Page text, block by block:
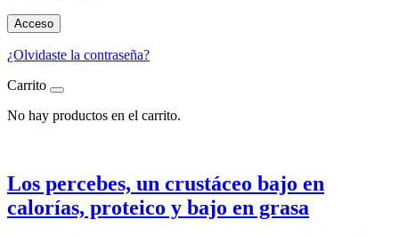
Acceso
¿Olvidaste la contraseña?
Carrito
No hay productos en el carrito.
Los percebes, un crustáceo bajo en
calorías, proteico y bajo en grasa